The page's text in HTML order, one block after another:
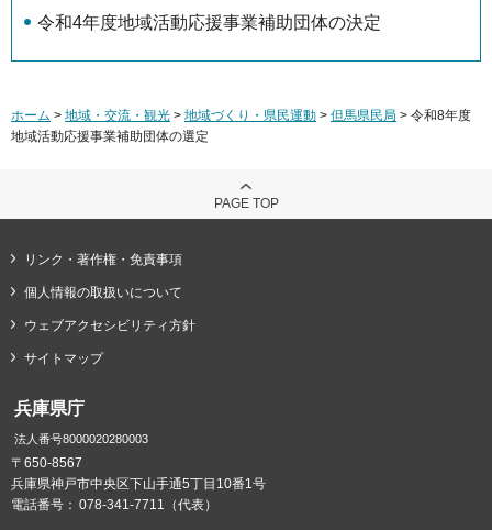
令和4年度地域活動応援事業補助団体の決定
ホーム > 地域・交流・観光 > 地域づくり・県民運動 > 但馬県民局 > 令和8年度
地域活動応援事業補助団体の選定
PAGE TOP
リンク・著作権・免責事項
個人情報の取扱いについて
ウェブアクセシビリティ方針
サイトマップ
兵庫県庁
法人番号8000020280003
〒650-8567
兵庫県神戸市中央区下山手通5丁目10番1号
電話番号： 078-341-7711（代表）